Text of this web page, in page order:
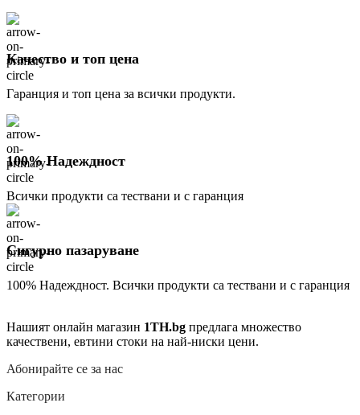
Качество и топ цена
Гаранция и топ цена за всички продукти.
100% Надеждност
Всички продукти са тествани и с гаранция
Сигурно пазаруване
100% Надеждност. Всички продукти са тествани и с гаранция
Нашият онлайн магазин 1TH.bg предлага множество
качествени, евтини стоки на най-ниски цени.
Абонирайте се за нас
Категории